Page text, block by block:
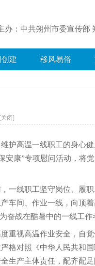
办：中共朔州市委宣传部
建 移风易俗
关闭]
护高温一线职工的身心
安康”专项慰问活动，将
一线职工坚守岗位、履
车间、作业一线，向顶
奋战在酷暑中的一线工作
重视高温作业安全，自
格对照《中华人民共和
生产主体责任，配齐配